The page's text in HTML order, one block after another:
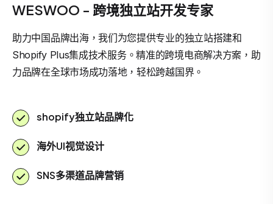
WESWOO - 跨境独立站开发专家
助力中国品牌出海，我们为您提供专业的独立站搭建和
Shopify Plus集成技术服务。精准的跨境电商解决方案，助
力品牌在全球市场成功落地，轻松跨越国界。
shopify独立站品牌化
海外UI视觉设计
SNS多渠道品牌营销